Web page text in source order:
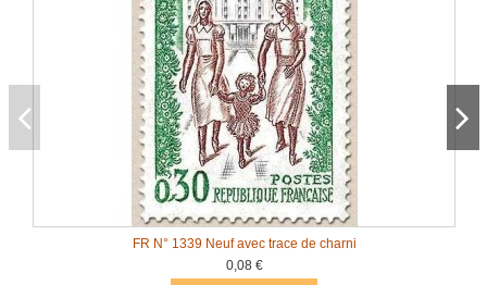
FR N° 1339 Neuf avec trace de charni
0,08 €